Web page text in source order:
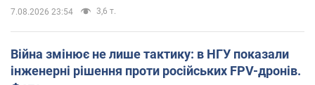
7.08.2026 23:54 3,6 т.
Війна змінює не лише тактику: в НГУ показали
інженерні рішення проти російських FPV-дронів.